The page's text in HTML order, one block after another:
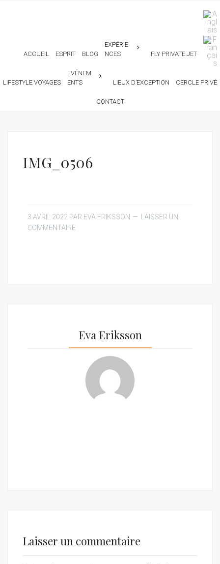
ACCUEIL ESPRIT BLOG
EXPÉRIE
NCES
FLY PRIVATE JET
LIFESTYLE VOYAGES
EVÉNEM
ENTS
LIEUX D’EXCEPTION CERCLE PRIVÉ
CONTACT
IMG_0506
3 AVRIL 2022 PAR EVA ERIKSSON
LAISSER UN
COMMENTAIRE
Eva Eriksson
Laisser un commentaire